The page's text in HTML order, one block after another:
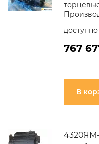
доступно
767
В
4320ЯМ-